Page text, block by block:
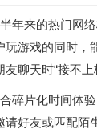
年来的热门网
玩游戏的同时，
聊天时“接不上
碎片化时间体
请好友或匹配陌